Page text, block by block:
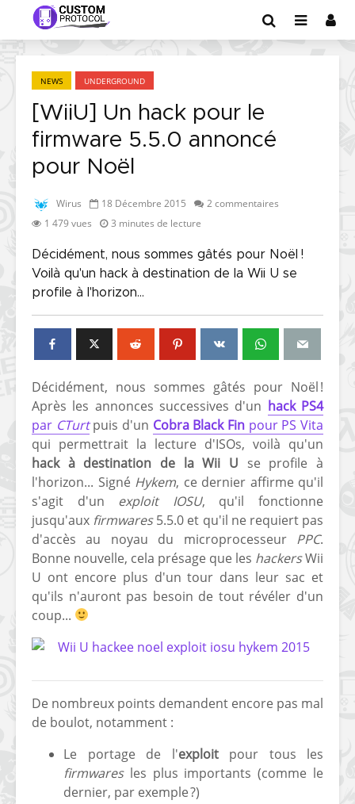
NEWS UNDERGROUND
[WiiU] Un hack pour le
firmware 5.5.0 annoncé
pour Noël
Wirus 18 Décembre 2015
2 commentaires
1 479 vues
3 minutes de lecture
Décidément, nous sommes gâtés pour Noël !
Voilà qu'un hack à destination de la Wii U se
profile à l'horizon...
Décidément, nous sommes gâtés pour Noël !
Après les annonces successives d'un hack PS4
par CTurtpuis d'un Cobra Black Fin pour PS Vita
qui permettrait la lecture d'ISOs, voilà qu'un
hack à destination de la Wii U se profile à
l'horizon... Signé Hykem, ce dernier affirme qu'il
s'agit d'un exploit IOSU, qu'il fonctionne
jusqu'aux firmwares5.5.0 et qu'il ne requiert pas
d'accès au noyau du microprocesseur PPC.
Bonne nouvelle, cela présage que les hackersWii
U ont encore plus d'un tour dans leur sac et
qu'ils n'auront pas besoin de tout révéler d'un
coup...
De nombreux points demandent encore pas mal
de boulot, notamment :
Le portage de l'exploitpour tous les
firmwaresles plus importants (comme le
dernier, par exemple ?)